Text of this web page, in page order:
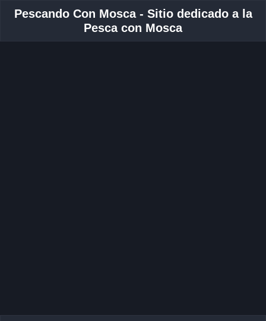
Pescando Con Mosca - Sitio dedicado a la
Pesca con Mosca